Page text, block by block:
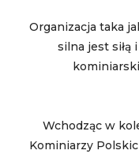
Organizacja taka
silna jest siłą
Wchodząc w
Kominiarzy